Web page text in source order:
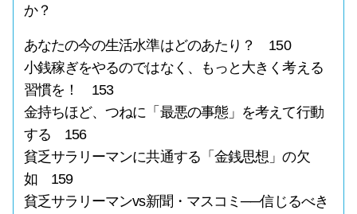
か？
あなたの今の生活水準はどのあたり？ 150
小銭稼ぎをやるのではなく、もっと大きく考える
習慣を！ 153
金持ちほど、つねに「最悪の事態」を考えて行動
する 156
貧乏サラリーマンに共通する「金銭思想」の欠
如 159
貧乏サラリーマンvs新聞・マスコミ──信じるべき